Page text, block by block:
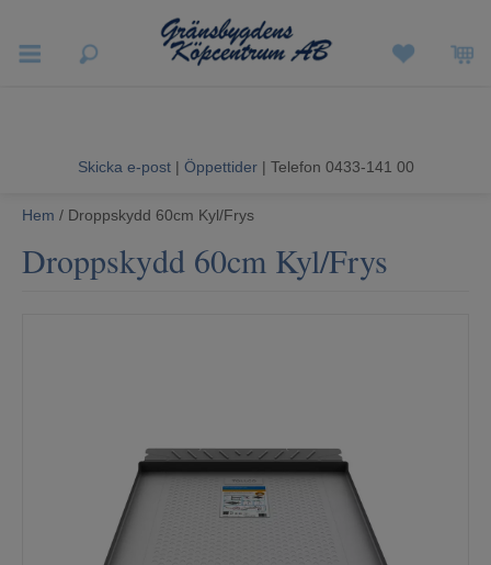
Sommarrea
Vitvaror
Hushållsapparater
Skicka e-post | Öppettider| Telefon 0433-141 00
Hem / Droppskydd 60cm Kyl/Frys
Droppskydd 60cm Kyl/Frys